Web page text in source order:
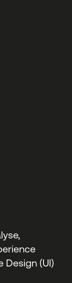
Design (UI)